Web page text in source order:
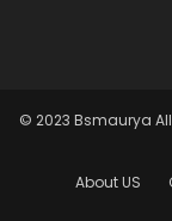
© 2023 Bsmaurya
About US